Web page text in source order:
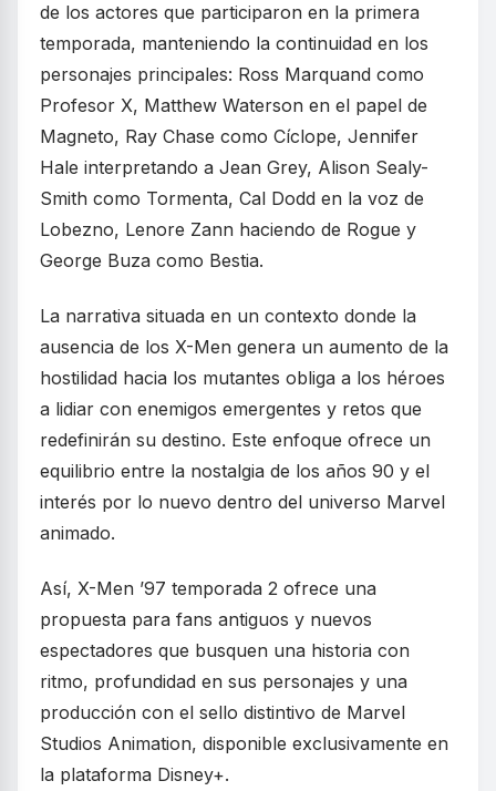
de los actores que participaron en la primera
temporada, manteniendo la continuidad en los
personajes principales: Ross Marquand como
Profesor X, Matthew Waterson en el papel de
Magneto, Ray Chase como Cíclope, Jennifer
Hale interpretando a Jean Grey, Alison Sealy-
Smith como Tormenta, Cal Dodd en la voz de
Lobezno, Lenore Zann haciendo de Rogue y
George Buza como Bestia.
La narrativa situada en un contexto donde la
ausencia de los X-Men genera un aumento de la
hostilidad hacia los mutantes obliga a los héroes
a lidiar con enemigos emergentes y retos que
redefinirán su destino. Este enfoque ofrece un
equilibrio entre la nostalgia de los años 90 y el
interés por lo nuevo dentro del universo Marvel
animado.
Así, X-Men ’97 temporada 2 ofrece una
propuesta para fans antiguos y nuevos
espectadores que busquen una historia con
ritmo, profundidad en sus personajes y una
producción con el sello distintivo de Marvel
Studios Animation, disponible exclusivamente en
la plataforma Disney+.